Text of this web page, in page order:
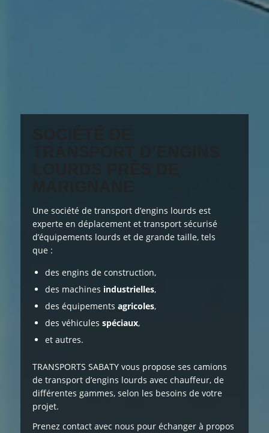
Une société de transport d’engins lourds est
experte en déplacement et transport sécurisé
d’équipements lourds et de grande taille, tels
que :
des engins de construction,
des machines industrielles,
des équipements agricoles,
des véhicules spéciaux,
et autres.
TRANSPORTS SABATY vous propose ses camions
de transport d’engins lourds avec chauffeur, de
différentes gammes, selon les besoins de votre
projet.
Prenez contact avec nous pour échanger à propos